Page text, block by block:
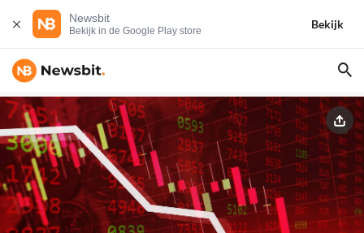
Newsbit
Bekijk in de Google Play store
Bekijk